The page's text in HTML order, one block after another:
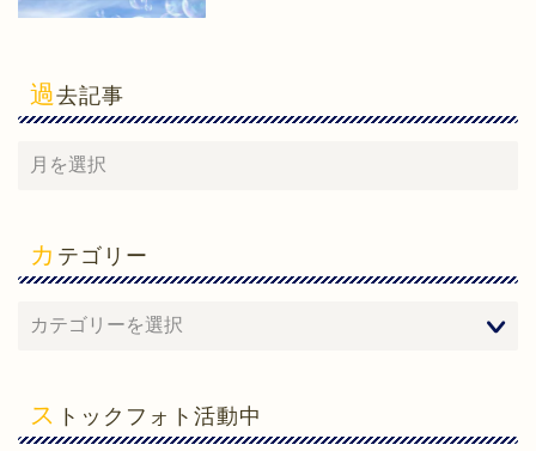
過去記事
カ テゴリー
ス トックフォト活動中
勉強法